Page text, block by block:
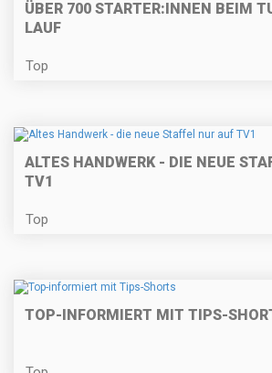
ÜBER 700 STARTER:INNEN BEIM
LAUF
Top
ALTES HANDWERK - DIE NEUE
TV1
Top
TOP-INFORMIERT MIT TIPS-